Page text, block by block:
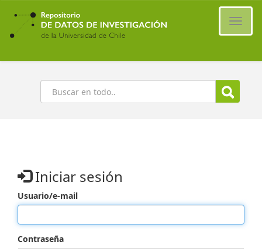
Ir
contenido
principal
Buscar
Iniciar sesión
Usuario/e-mail
Contraseña